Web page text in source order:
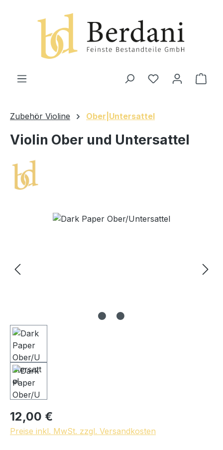
Zubehör Violine Ober|Untersattel
Violin Ober und Untersattel
Bildergalerie überspringen
12,00 €
Preise inkl. MwSt. zzgl. Versandkosten